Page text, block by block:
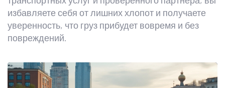
избавляете себя от лишних хлопот и получаете
уверенность, что груз прибудет вовремя и без
повреждений.